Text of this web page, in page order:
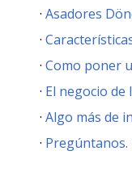
Asadores
Como poner
El negocio de
Algo más de
Pregúntanos.